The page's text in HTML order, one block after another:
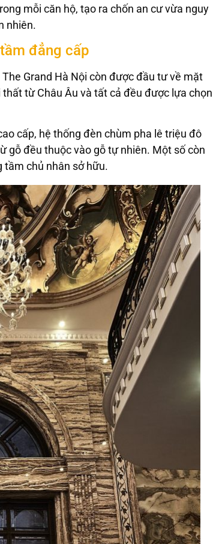
mỗi căn hộ, tạo ra chốn an cư vừa nguy
nhiên.
đẳng cấp
Grand Hà Nội còn được đầu tư về mặt
từ Châu Âu và tất cả đều được lựa chọn
cấp, hệ thống đèn chùm pha lê triệu đô
gỗ đều thuộc vào gỗ tự nhiên. Một số còn
tầm chủ nhân sở hữu.